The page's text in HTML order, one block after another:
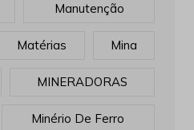
Manutenção
Matérias Mina
MINERADORAS
Minério De Ferro